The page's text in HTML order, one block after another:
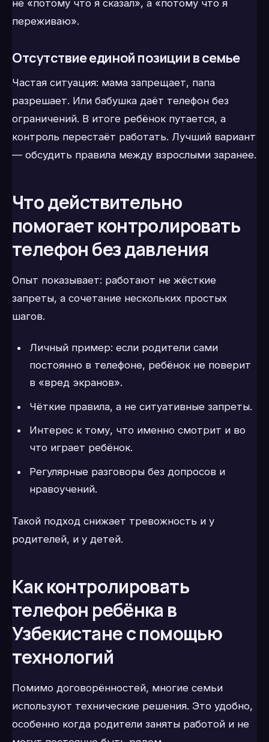
не «потому что я сказал», а «потому что я
переживаю».
Отсутствие единой позиции в семье
Частая ситуация: мама запрещает, папа
разрешает. Или бабушка даёт телефон без
ограничений. В итоге ребёнок путается, а
контроль перестаёт работать. Лучший вариант
— обсудить правила между взрослыми заранее.
Что действительно
помогает контролировать
телефон без давления
Опыт показывает: работают не жёсткие
запреты, а сочетание нескольких простых
шагов.
Личный пример: если родители сами
постоянно в телефоне, ребёнок не поверит
в «вред экранов».
Чёткие правила, а не ситуативные запреты.
Интерес к тому, что именно смотрит и во
что играет ребёнок.
Регулярные разговоры без допросов и
нравоучений.
Такой подход снижает тревожность и у
родителей, и у детей.
Как контролировать
телефон ребёнка в
Узбекистане с помощью
технологий
Помимо договорённостей, многие семьи
используют технические решения. Это удобно,
особенно когда родители заняты работой и не